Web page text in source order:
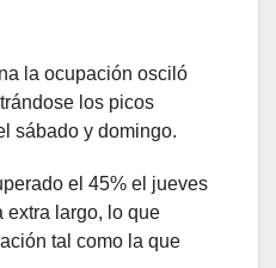
la ocupación osciló
los picos
sábado y domingo.
el 45% el jueves
extra largo, lo que
tal como la que